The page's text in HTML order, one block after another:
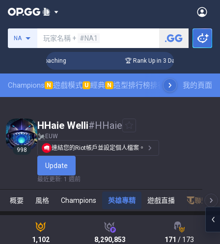
NA 玩家名稱 + #NA1
Challenger Coaching 🏆 Rank Up in 3 Days! Challenger
Champions N 遊戲模式 U 經典 N 造型排行榜排行榜 職業對戰觀賽
我的頁面
998
HHaie Welli#HHaie
EUW
連結您的Riot帳戶並設定個人檔案。
Update
最近更新: 1 週前
概要 風格 Champions 英雄專精 遊戲直播 聯盟戰
1,102 8,290,853 171 / 173